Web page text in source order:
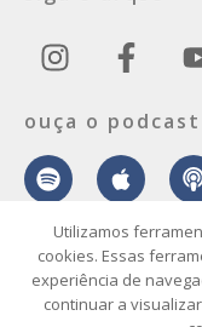
ouça o
sobre contato envie
Utilizamos
cookies. Essas
experiência de
continuar a